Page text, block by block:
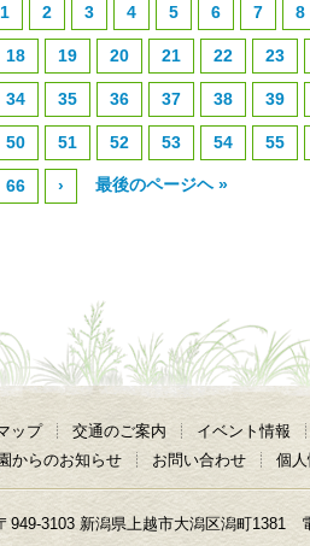
1 2 3 4 5 6 7 8
18 19 20 21 22 23
34 35 36 37 38 39
50 51 52 53 54 55
66 › 最後のページヘ »
ップ 交通のご案内
イベント情報
からのお知らせ お問い合わせ 個
3103 新潟県上越市大潟区潟町1381